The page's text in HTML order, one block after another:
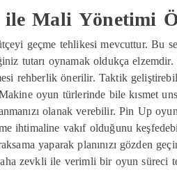
Mali Yönetimi
geçme tehlikesi mevcuttur. Bu
tutarı oynamak oldukça
rehberlik önerilir. Taktik
oyun türlerinde bile kısmet
olanak verebilir. Pin Up
ihtimaline vakıf olduğunu
yaparak planınızı gözden
zevkli ile verimli bir oyun süreci